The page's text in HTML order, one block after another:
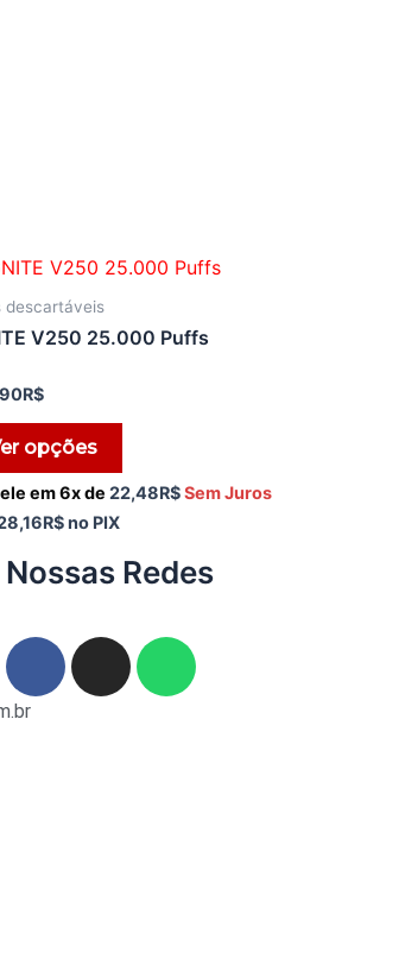
descartáveis
V250 25.000 Puffs
R$
opções
em 6x de 22,48R$Sem Juros
R$no PIX
Nossas Redes